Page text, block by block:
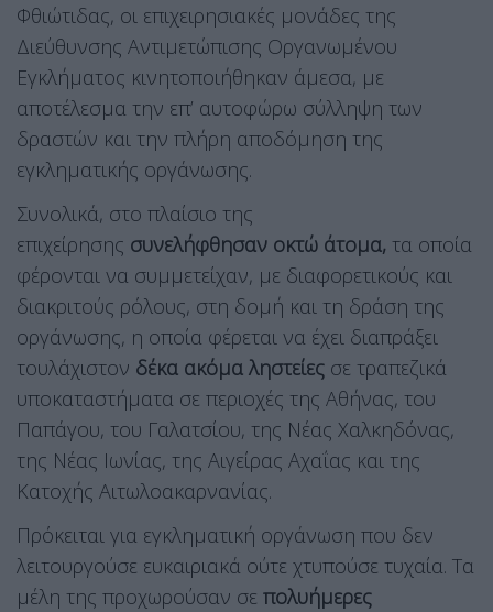
Φθιώτιδας, οι επιχειρησιακές μονάδες της
Διεύθυνσης Αντιμετώπισης Οργανωμένου
Εγκλήματος κινητοποιήθηκαν άμεσα, με
αποτέλεσμα την επ’ αυτοφώρω σύλληψη των
δραστών και την πλήρη αποδόμηση της
εγκληματικής οργάνωσης.
Συνολικά, στο πλαίσιο της
επιχείρησης συνελήφθησαν οκτώ άτομα, τα οποία
φέρονται να συμμετείχαν, με διαφορετικούς και
διακριτούς ρόλους, στη δομή και τη δράση της
οργάνωσης, η οποία φέρεται να έχει διαπράξει
τουλάχιστον δέκα ακόμα ληστείες σε τραπεζικά
υποκαταστήματα σε περιοχές της Αθήνας, του
Παπάγου, του Γαλατσίου, της Νέας Χαλκηδόνας,
της Νέας Ιωνίας, της Αιγείρας Αχαΐας και της
Κατοχής Αιτωλοακαρνανίας.
Πρόκειται για εγκληματική οργάνωση που δεν
λειτουργούσε ευκαιριακά ούτε χτυπούσε τυχαία. Τα
μέλη της προχωρούσαν σε πολυήμερες